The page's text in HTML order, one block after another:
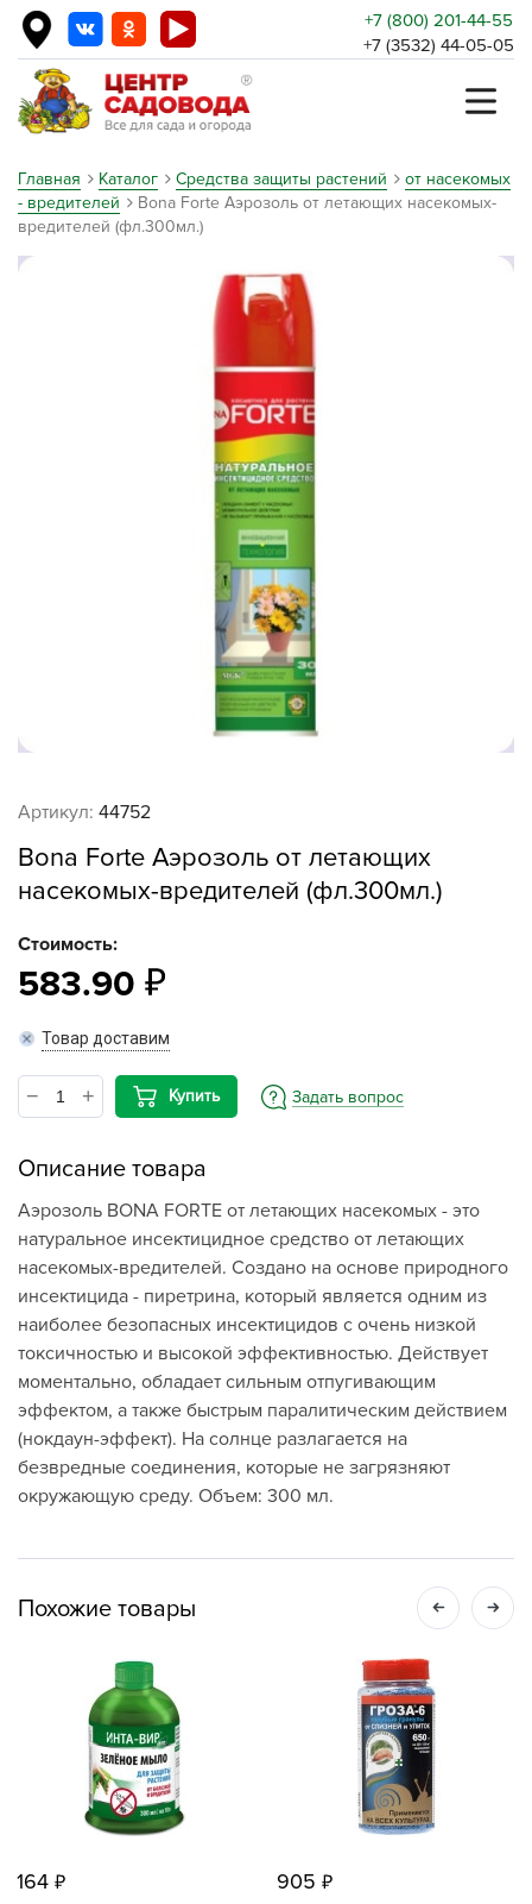
+7 (800) 201-44-55
+7 (3532) 44-05-05
Главная Каталог Средства защиты растений
от насекомых
- вредителей
Bona Forte Аэрозоль от летающих насекомых-
вредителей (фл.300мл.)
Артикул: 44752
Bona Forte Аэрозоль от летающих
насекомых-вредителей (фл.300мл.)
Стоимость:
583.90
Товар доставим
Купить Задать вопрос
Описание товара
Аэрозоль BONA FORTE от летающих насекомых - это
натуральное инсектицидное средство от летающих
насекомых-вредителей. Создано на основе природного
инсектицида - пиретрина, который является одним из
наиболее безопасных инсектицидов с очень низкой
токсичностью и высокой эффективностью. Действует
моментально, обладает сильным отпугивающим
эффектом, а также быстрым паралитическим действием
(нокдаун-эффект). На солнце разлагается на
безвредные соединения, которые не загрязняют
окружающую среду. Объем: 300 мл.
Похожие товары
164 905